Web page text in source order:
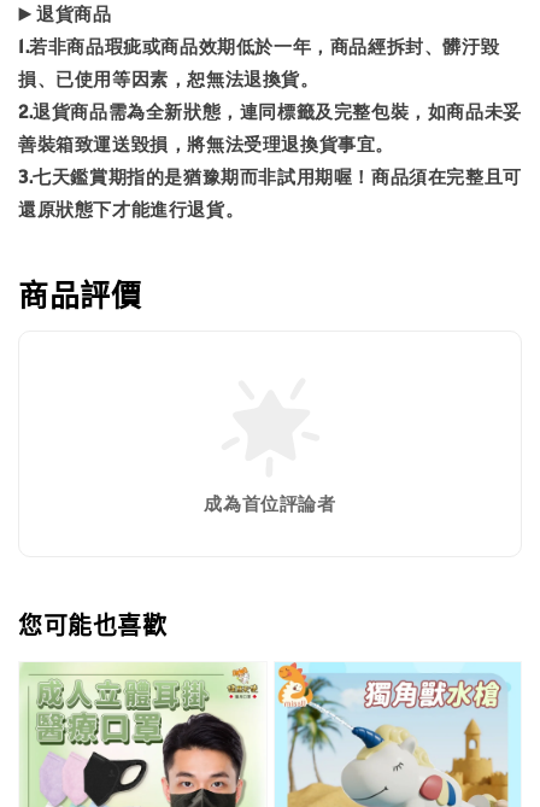
▶️ 退貨商品
1.若非商品瑕疵或商品效期低於一年，商品經拆封、髒汙毀
損、已使用等因素，恕無法退換貨。
2.退貨商品需為全新狀態，連同標籤及完整包裝，如商品未妥
善裝箱致運送毀損，將無法受理退換貨事宜。
3.七天鑑賞期指的是猶豫期而非試用期喔！商品須在完整且可
還原狀態下才能進行退貨。
商品評價
成為首位評論者
您可能也喜歡